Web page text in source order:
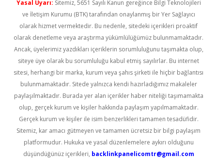
Yasal Uyarı: Sitemiz, 5651 Sayılı Kanun gereğince Bilgi Teknolojileri
ve İletişim Kurumu (BTK) tarafından onaylanmış bir Yer Sağlayıcı
olarak hizmet vermektedir. Bu nedenle, sitedeki içerikleri proaktif
olarak denetleme veya araştırma yükümlülüğümüz bulunmamaktadır.
Ancak, üyelerimiz yazdıkları içeriklerin sorumluluğunu taşımakta olup,
siteye üye olarak bu sorumluluğu kabul etmiş sayılırlar. Bu internet
sitesi, herhangi bir marka, kurum veya şahıs şirketi ile hiçbir bağlantısı
bulunmamaktadır. Sitede yalnızca kendi hazırladığımız makaleler
paylaşılmaktadır. Burada yer alan içerikler haber niteliği taşımamakta
olup, gerçek kurum ve kişiler hakkında paylaşım yapılmamaktadır.
Gerçek kurum ve kişiler ile isim benzerlikleri tamamen tesadüfidir.
Sitemiz, kar amacı gütmeyen ve tamamen ücretsiz bir bilgi paylaşım
platformudur. Hukuka ve yasal düzenlemelere aykırı olduğunu
düşündüğünüz içerikleri, backlinkpanelicomtr@gmail.com